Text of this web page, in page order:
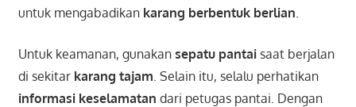
untuk mengabadikan karang berbentuk berlian
Untuk keamanan, gunakan sepatu pantaisaat berjalan
di sekitar karang tajam . Selain itu, selalu perhatikan
informasi keselamatan dari petugas pantai. Dengan